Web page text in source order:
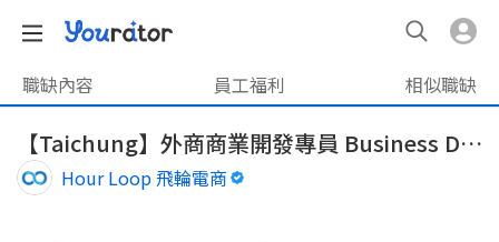
職缺內容 員工福利 相似職缺
【Taichung】外商商業開發專員 Business Development Specialist
Hour Loop 飛輪電商